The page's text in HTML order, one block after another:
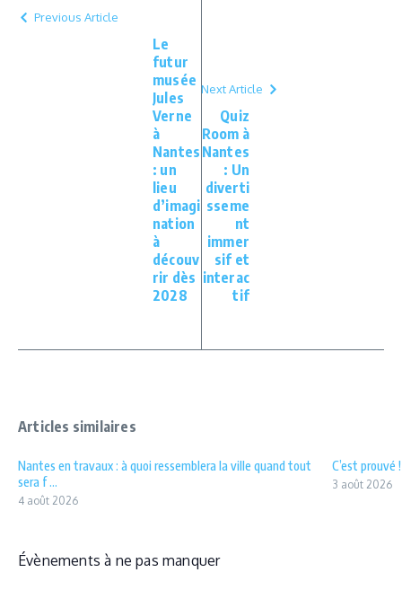
Previous Article
Le
futur
musée
Jules
Verne
à
Nantes
: un
lieu
d’imagi
nation
à
découv
rir dès
2028
Next Article
Quiz
Room à
Nantes
: Un
diverti
sseme
nt
immer
sif et
interac
tif
Articles similaires
Nantes en travaux : à quoi ressemblera la ville quand tout
sera f ...
4 août 2026
C’est
3 août 2026
Évènements à ne pas manquer